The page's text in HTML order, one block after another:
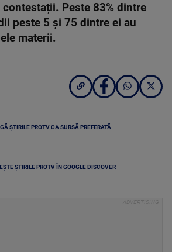
contestații. Peste 83% dintre
peste 5 și 75 dintre ei au
materii.
ȘTIRILE PROTV CA SURSĂ PREFERATĂ
ȘTIRILE PROTV ÎN GOOGLE DISCOVER